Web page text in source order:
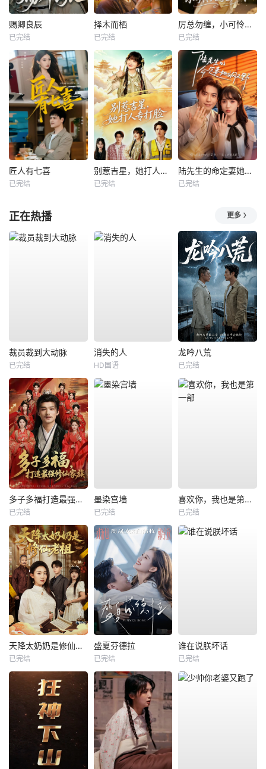
赐卿良辰
已完结
择木而栖
已完结
厉总勿缠，小可怜只想当厂妹
已完结
匠人有七喜
已完结
别惹吉星，她打人专打脸
已完结
陆先生的命定妻她飒又野
已完结
正在热播 更多
裁员裁到大动脉
已完结
消失的人
HD国语
龙吟八荒
已完结
多子多福打造最强修仙家族
已完结
墨染宫墙
已完结
喜欢你，我也是第一部
已完结
天降太奶奶是修仙老祖
已完结
盛夏芬德拉
已完结
谁在说朕坏话
已完结